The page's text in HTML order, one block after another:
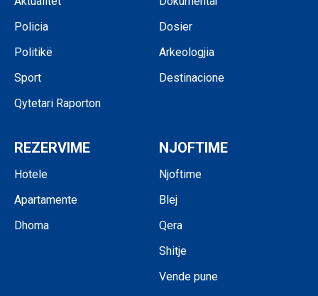
Policia
Politikë
Sport
Qytetari Raporton
Dosier
Arkeologjia
Destinacione
REZERVIME
Hotele
Apartamente
Dhoma
NJOFTIME
Njoftime
Blej
Qera
Shitje
Vende pune